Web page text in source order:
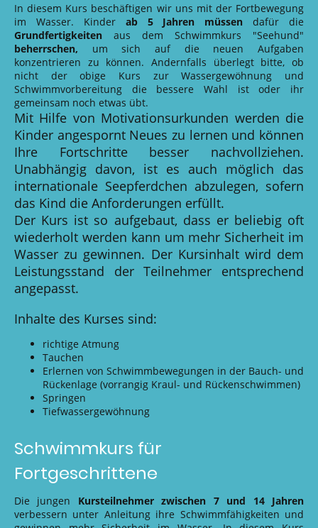
In diesem Kurs beschäftigen wir uns mit der Fortbewegung
im Wasser. Kinder ab 5 Jahren müssen dafür die
Grundfertigkeiten aus dem Schwimmkurs "Seehund"
beherrschen, um sich auf die neuen Aufgaben
konzentrieren zu können. Andernfalls überlegt bitte, ob
nicht der obige Kurs zur Wassergewöhnung und
Schwimmvorbereitung die bessere Wahl ist oder ihr
gemeinsam noch etwas übt.
Mit Hilfe von Motivationsurkunden werden die
Kinder angespornt Neues zu lernen und können
Ihre Fortschritte besser nachvollziehen.
Unabhängig davon, ist es auch möglich das
internationale Seepferdchen abzulegen, sofern
das Kind die Anforderungen erfüllt.
Der Kurs ist so aufgebaut, dass er beliebig oft
wiederholt werden kann um mehr Sicherheit im
Wasser zu gewinnen. Der Kursinhalt wird dem
Leistungsstand der Teilnehmer entsprechend
angepasst.
Inhalte des Kurses sind:
richtige Atmung
Tauchen
Erlernen von Schwimmbewegungen in der Bauch- und
Rückenlage (vorrangig Kraul- und Rückenschwimmen)
Springen
Tiefwassergewöhnung
Schwimmkurs für
Fortgeschrittene
Die jungen Kursteilnehmer zwischen 7 und 14 Jahren
verbessern unter Anleitung ihre Schwimmfähigkeiten und